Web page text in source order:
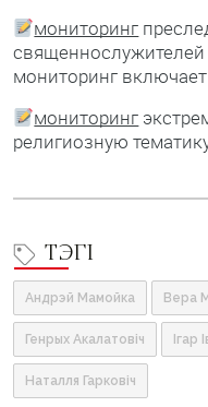
мониторинг
мониторинг включает
мониторинг
религиозную
ТЭГІ
Андрэй Мамойка Вера
Генрых Акалатовіч Ігар
Наталля Гарковіч